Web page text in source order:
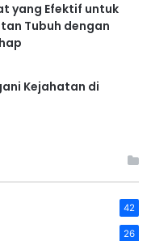
yang Efektif untuk
Tubuh dengan
Kejahatan di
42
26